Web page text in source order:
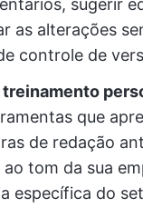
sugerir
as alterações
controle de
que
de redação
tom da sua
específica do